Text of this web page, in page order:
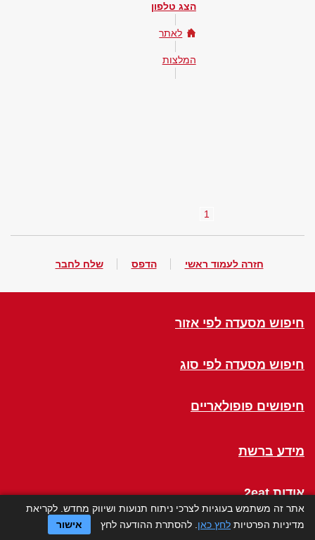
הצג טלפון
לאתר
המלצות
1
חזרה לעמוד ראשי הדפס שלח לחבר
חיפוש מסעדה לפי אזור
חיפוש מסעדה לפי סוג
חיפושים פופולאריים
מידע ברשת
אודות 2eat
Click a Table
אתר זה משתמש בעוגיות לצרכי ניתוח תנועות ושיווק מחדש. לקריאת
מדיניות הפרטיות לחץ כאן . להסתרת ההודעה לחץ אישור